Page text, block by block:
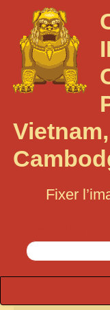
Fixer